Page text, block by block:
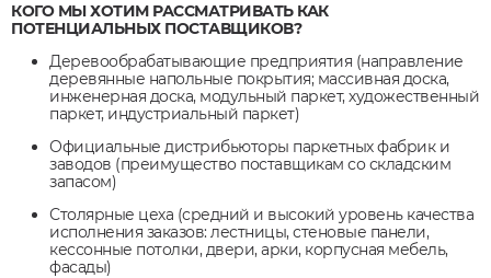
КОГО МЫ ХОТИМ РАССМАТРИВАТЬ КАК
ПОТЕНЦИАЛЬНЫХ ПОСТАВЩИКОВ?
Деревообрабатывающие предприятия (направление
деревянные напольные покрытия; массивная доска,
инженерная доска, модульный паркет, художественный
паркет, индустриальный паркет)
Официальные дистрибьюторы паркетных фабрик и
заводов (преимущество поставщикам со складским
запасом)
Столярные цеха (средний и высокий уровень качества
исполнения заказов: лестницы, стеновые панели,
кессонные потолки, двери, арки, корпусная мебель,
фасады)